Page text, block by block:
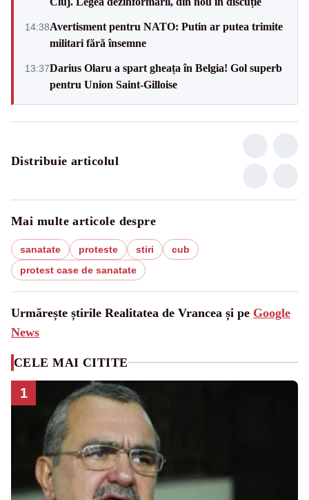
14:38Avertisment pentru NATO: Putin ar putea trimite
militari fără însemne
13:37Darius Olaru a spart gheața în Belgia! Gol superb
pentru Union Saint-Gilloise
Distribuie articolul
Mai multe articole despre
sanatate proteste stiri
cub
protest case de sanatate
Urmărește știrile Realitatea de Vrancea și pe Google
News
CELE MAI CITITE
1